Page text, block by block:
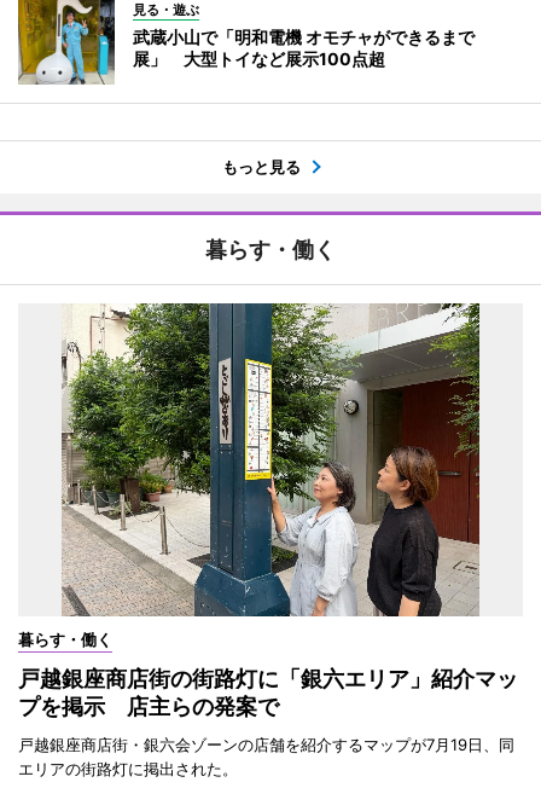
見る・遊ぶ
武蔵小山で「明和電機 オモチャができるまで
展」 大型トイなど展示100点超
もっと見る
暮らす・働く
暮らす・働く
戸越銀座商店街の街路灯に「銀六エリア」紹介マッ
プを掲示 店主らの発案で
戸越銀座商店街・銀六会ゾーンの店舗を紹介するマップが7月19日、同
エリアの街路灯に掲出された。